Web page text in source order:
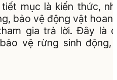
mục là kiến thức,
bảo vệ động vật
gia trả lời. Đây là
vệ rừng sinh động,